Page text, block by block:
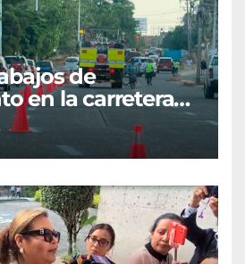
de
en la carretera